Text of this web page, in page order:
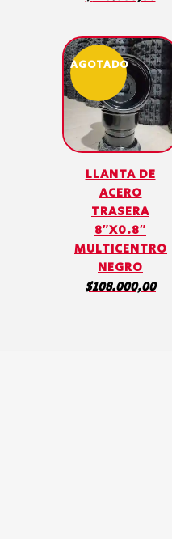
AGOTADO
LLANTA DE
ACERO
TRASERA
8″X0.8″
MULTICENTRO
NEGRO
$108.000,00